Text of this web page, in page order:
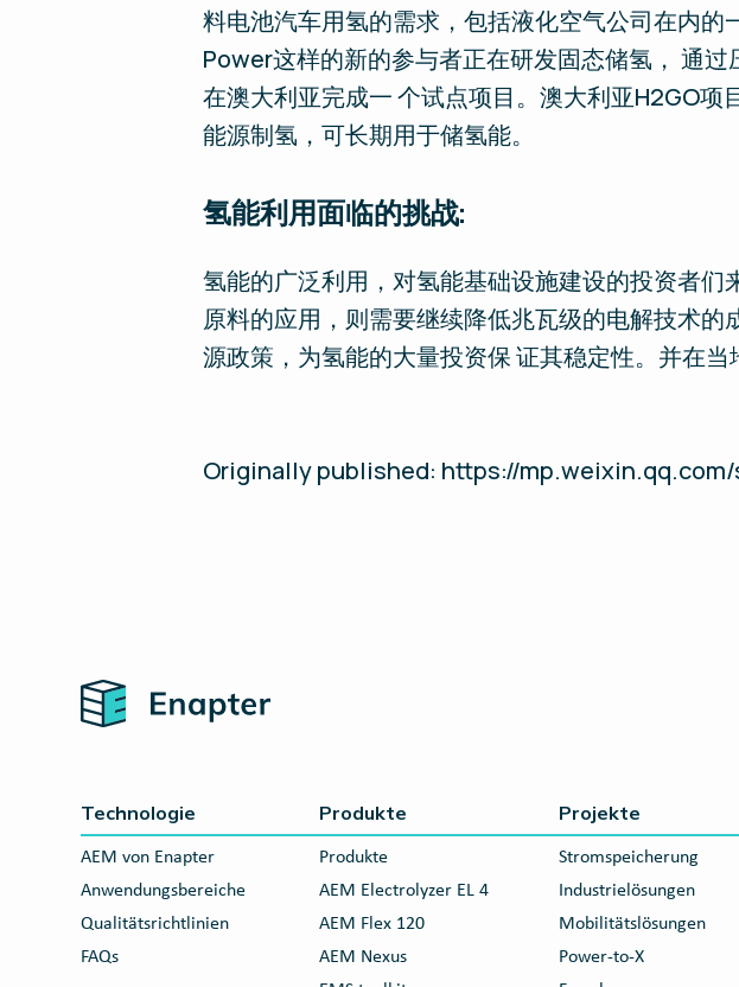
料电池汽车用氢的需求，包括液化空气公司在内
Power这样的新的参与者正在研发固态储氢， 通
在澳大利亚完成一 个试点项目。澳大利亚H2GO
能源制氢，可长期用于储氢能。
氢能利用面临的挑战:
氢能的广泛利用，对氢能基础设施建设的投资者
原料的应用，则需要继续降低兆瓦级的电解技术
源政策，为氢能的大量投资保 证其稳定性。并在
Originally published: https://mp.weixin.qq.com/
Home
Technologie
AEM von Enapter
Anwendungsbereiche
Qualitätsrichtlinien
FAQs
Produkte
Produkte
AEM Electrolyzer EL 4
AEM Flex 120
AEM Nexus
Projekte
Stromspeicherung
Industrielösungen
Mobilitätslösungen
Power-to-X